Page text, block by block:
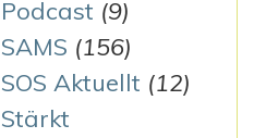
Podcast (9)
SAMS (156)
SOS Aktuellt (12)
Stärkt